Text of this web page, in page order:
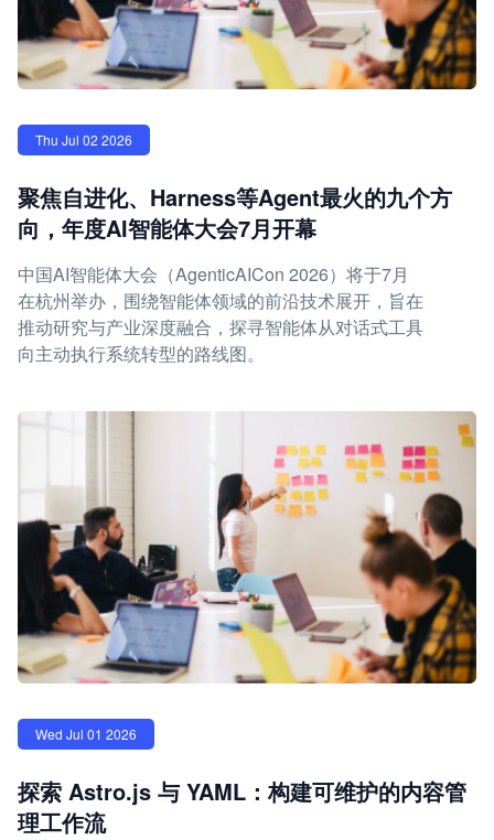
Thu Jul 02 2026
聚焦自进化、Harness等Agent最火的九个方
向，年度AI智能体大会7月开幕
中国AI智能体大会（AgenticAICon 2026）将于7月
在杭州举办，围绕智能体领域的前沿技术展开，旨在
推动研究与产业深度融合，探寻智能体从对话式工具
向主动执行系统转型的路线图。
Wed Jul 01 2026
探索 Astro.js 与 YAML：构建可维护的内容管
理工作流